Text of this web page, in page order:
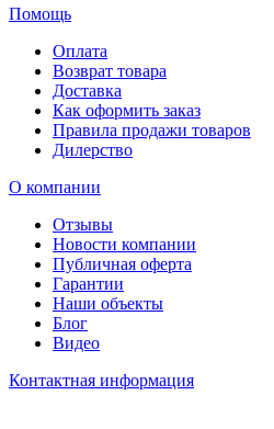
Помощь
Оплата
Возврат товара
Доставка
Как оформить заказ
Правила продажи товаров
Дилерство
О компании
Отзывы
Новости компании
Публичная оферта
Гарантии
Наши объекты
Блог
Видео
Контактная информация